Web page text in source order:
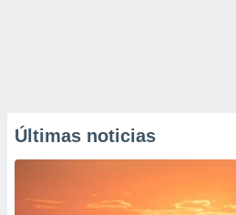
Últimas noticias